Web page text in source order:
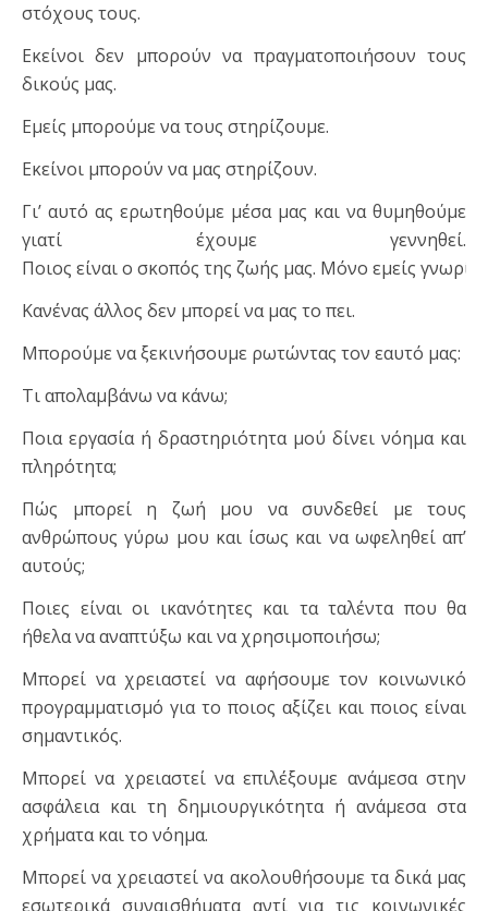
στόχους τους.
Εκείνοι δεν μπορούν να πραγματοποιήσουν τους
δικούς μας.
Εμείς μπορούμε να τους στηρίζουμε.
Εκείνοι μπορούν να μας στηρίζουν.
Γι’ αυτό ας ερωτηθούμε μέσα μας και να θυμηθούμε
γιατί έχουμε γεννηθεί.
Ποιος είναι ο σκοπός της ζωής μας. Μόνο εμείς
Κανένας άλλος δεν μπορεί να μας το πει.
Μπορούμε να ξεκινήσουμε ρωτώντας τον εαυτό μας:
Τι απολαμβάνω να κάνω;
Ποια εργασία ή δραστηριότητα μού δίνει νόημα και
πληρότητα;
Πώς μπορεί η ζωή μου να συνδεθεί με τους
ανθρώπους γύρω μου και ίσως και να ωφεληθεί απ’
αυτούς;
Ποιες είναι οι ικανότητες και τα ταλέντα που θα
ήθελα να αναπτύξω και να χρησιμοποιήσω;
Μπορεί να χρειαστεί να αφήσουμε τον κοινωνικό
προγραμματισμό για το ποιος αξίζει και ποιος είναι
σημαντικός.
Μπορεί να χρειαστεί να επιλέξουμε ανάμεσα στην
ασφάλεια και τη δημιουργικότητα ή ανάμεσα στα
χρήματα και το νόημα.
Μπορεί να χρειαστεί να ακολουθήσουμε τα δικά μας
εσωτερικά συναισθήματα αντί για τις κοινωνικές